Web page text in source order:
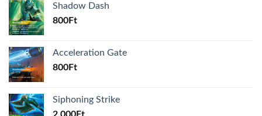
Shadow Dash
800Ft
Acceleration Gate
800Ft
Siphoning Strike